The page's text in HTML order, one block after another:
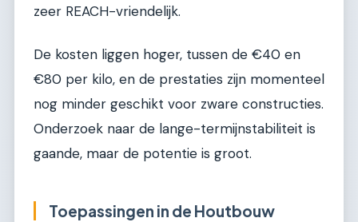
zeer REACH-vriendelijk.
De kosten liggen hoger, tussen de €40 en
€80 per kilo, en de prestaties zijn momenteel
nog minder geschikt voor zware constructies.
Onderzoek naar de lange-termijnstabiliteit is
gaande, maar de potentie is groot.
Toepassingen in de Houtbouw